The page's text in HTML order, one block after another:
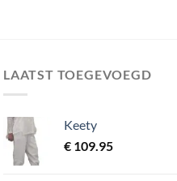
LAATST TOEGEVOEGD
Keety
€ 109.95